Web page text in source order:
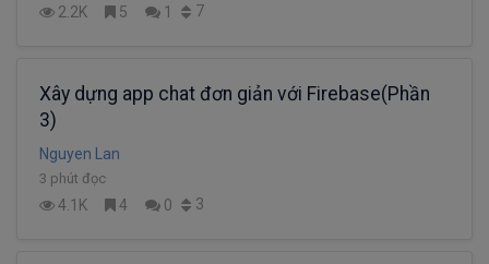
2.2K 5 1 7
Xây dựng app chat đơn giản với Firebase(Phần
3)
Nguyen Lan
3 phút đọc
4.1K 4 0 3